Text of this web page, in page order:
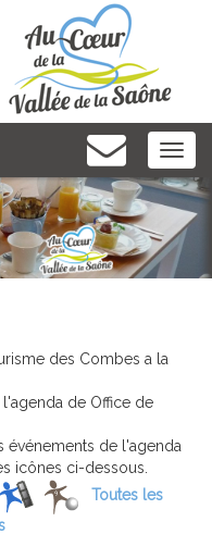
des Combes a la
l'agenda de Office de
événements de l'agenda
icônes ci-dessous.
Toutes les